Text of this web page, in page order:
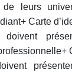
de leurs
Carte